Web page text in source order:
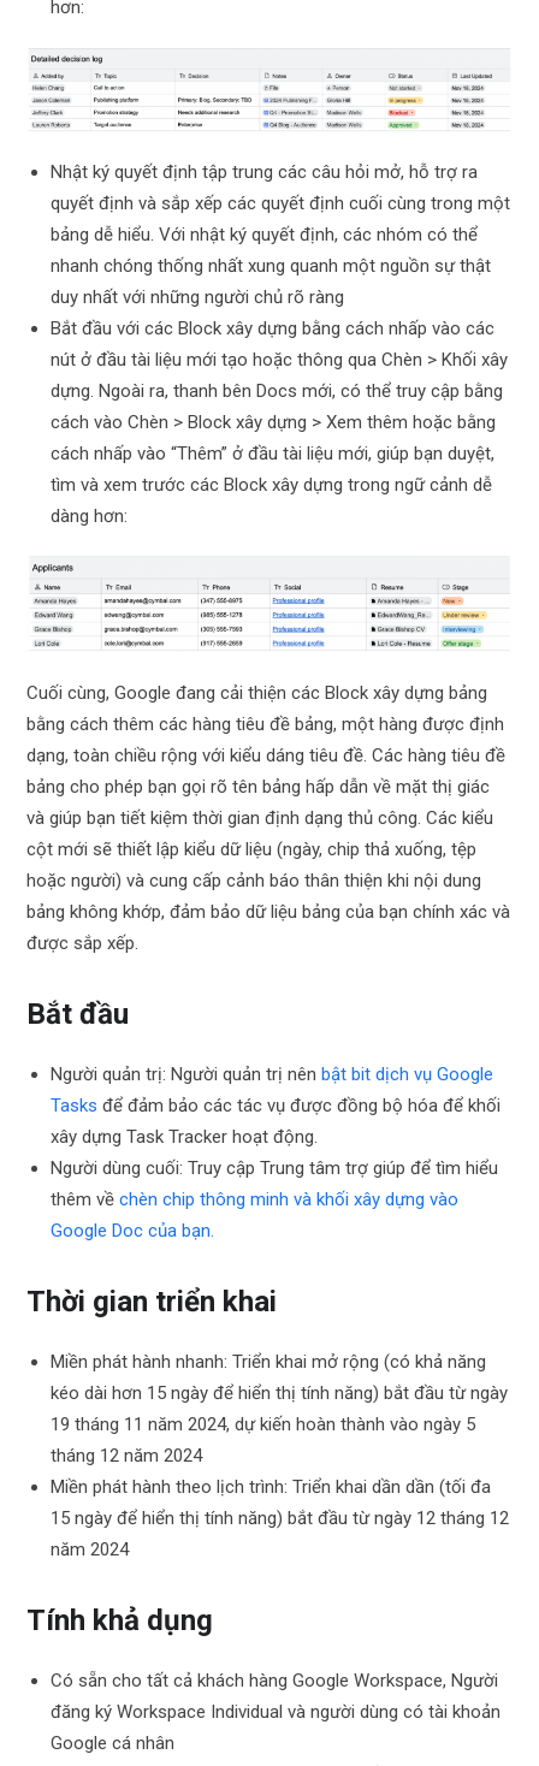
hơn:
Nhật ký quyết định tập trung các câu hỏi mở, hỗ trợ ra
quyết định và sắp xếp các quyết định cuối cùng trong một
bảng dễ hiểu. Với nhật ký quyết định, các nhóm có thể
nhanh chóng thống nhất xung quanh một nguồn sự thật
duy nhất với những người chủ rõ ràng
Bắt đầu với các Block xây dựng bằng cách nhấp vào các
nút ở đầu tài liệu mới tạo hoặc thông qua Chèn > Khối xây
dựng. Ngoài ra, thanh bên Docs mới, có thể truy cập bằng
cách vào Chèn > Block xây dựng > Xem thêm hoặc bằng
cách nhấp vào “Thêm” ở đầu tài liệu mới, giúp bạn duyệt,
tìm và xem trước các Block xây dựng trong ngữ cảnh dễ
dàng hơn:
Cuối cùng, Google đang cải thiện các Block xây dựng bảng
bằng cách thêm các hàng tiêu đề bảng, một hàng được định
dạng, toàn chiều rộng với kiểu dáng tiêu đề. Các hàng tiêu đề
bảng cho phép bạn gọi rõ tên bảng hấp dẫn về mặt thị giác
và giúp bạn tiết kiệm thời gian định dạng thủ công. Các kiểu
cột mới sẽ thiết lập kiểu dữ liệu (ngày, chip thả xuống, tệp
hoặc người) và cung cấp cảnh báo thân thiện khi nội dung
bảng không khớp, đảm bảo dữ liệu bảng của bạn chính xác và
được sắp xếp.
Bắt đầu
Người quản trị: Người quản trị nênbật bit dịch vụ Google
Tasks để đảm bảo các tác vụ được đồng bộ hóa để khối
xây dựng Task Tracker hoạt động.
Người dùng cuối: Truy cập Trung tâm trợ giúp để tìm hiểu
thêm vềchèn chip thông minh và khối xây dựng vào
Google Doc của bạn.
Thời gian triển khai
Miền phát hành nhanh: Triển khai mở rộng (có khả năng
kéo dài hơn 15 ngày để hiển thị tính năng) bắt đầu từ ngày
19 tháng 11 năm 2024, dự kiến ​​hoàn thành vào ngày 5
tháng 12 năm 2024
Miền phát hành theo lịch trình: Triển khai dần dần (tối đa
15 ngày để hiển thị tính năng) bắt đầu từ ngày 12 tháng 12
năm 2024
Tính khả dụng
Có sẵn cho tất cả khách hàng Google Workspace, Người
đăng ký Workspace Individual và người dùng có tài khoản
Google cá nhân